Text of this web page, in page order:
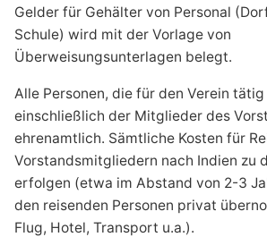
Gelder für Gehälter von Personal
Schule) wird mit der Vorlage von
Überweisungsunterlagen belegt.
Alle Personen, die für den Verein tätig
einschließlich der Mitglieder des
ehrenamtlich. Sämtliche Kosten für
Vorstandsmitgliedern nach Indien zu
erfolgen (etwa im Abstand von 2-3
den reisenden Personen privat
Flug, Hotel, Transport u.a.).